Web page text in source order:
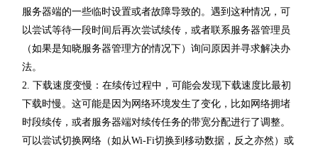
服务器端的一些临时设置或者故障导致的。遇到这种情况，可
以尝试等待一段时间后再次尝试续传，或者联系服务器管理员
（如果是知晓服务器管理方的情况下）询问原因并寻求解决办
法。
2. 下载速度变慢：在续传过程中，可能会发现下载速度比最初
下载时慢。这可能是因为网络环境发生了变化，比如网络拥堵
时段续传，或者服务器端对续传任务的带宽分配进行了调整。
可以尝试切换网络（如从Wi-Fi切换到移动数据，反之亦然）或